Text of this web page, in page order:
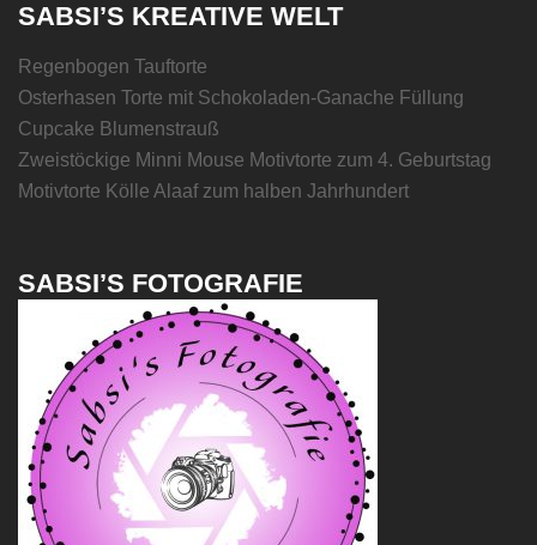
SABSI’S KREATIVE WELT
Regenbogen Tauftorte
Osterhasen Torte mit Schokoladen-Ganache Füllung
Cupcake Blumenstrauß
Zweistöckige Minni Mouse Motivtorte zum 4. Geburtstag
Motivtorte Kölle Alaaf zum halben Jahrhundert
SABSI’S FOTOGRAFIE